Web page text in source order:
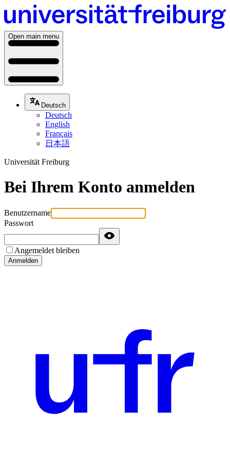
Open main menu
Deutsch
Deutsch
English
Français
日本語
Universität Freiburg
Bei Ihrem Konto anmelden
Benutzername
Passwort
Angemeldet bleiben
Anmelden